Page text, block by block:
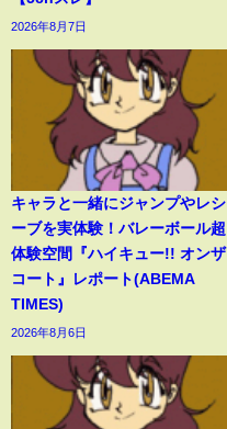
2026年8月7日
キャラと一緒にジャンプやレシ
ーブを実体験！バレーボール超
体験空間『ハイキュー!! オンザ
コート』レポート(ABEMA
TIMES)
2026年8月6日